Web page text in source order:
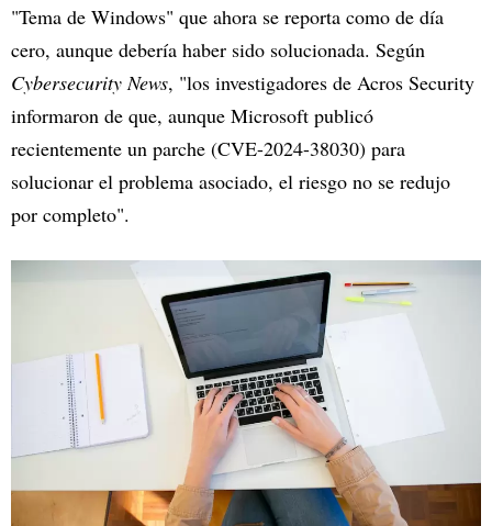
"Tema de Windows" que ahora se reporta como de día
cero, aunque debería haber sido solucionada. Según
Cybersecurity News, "los investigadores de Acros Security
informaron de que, aunque Microsoft publicó
recientemente un parche (CVE-2024-38030) para
solucionar el problema asociado, el riesgo no se redujo
por completo".